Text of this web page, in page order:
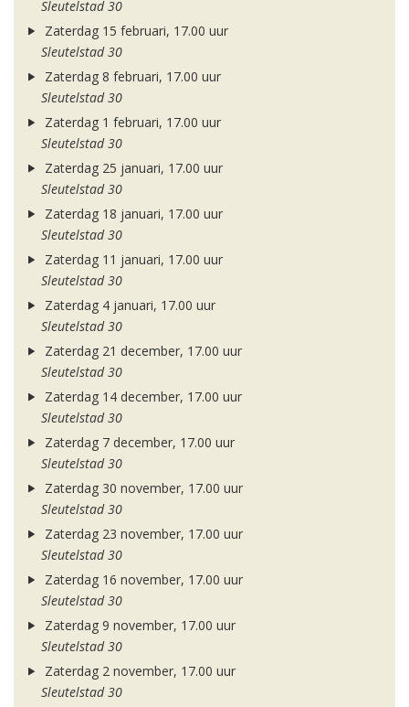
Sleutelstad 30
Zaterdag 15 februari, 17.00 uur
Sleutelstad 30
Zaterdag 8 februari, 17.00 uur
Sleutelstad 30
Zaterdag 1 februari, 17.00 uur
Sleutelstad 30
Zaterdag 25 januari, 17.00 uur
Sleutelstad 30
Zaterdag 18 januari, 17.00 uur
Sleutelstad 30
Zaterdag 11 januari, 17.00 uur
Sleutelstad 30
Zaterdag 4 januari, 17.00 uur
Sleutelstad 30
Zaterdag 21 december, 17.00 uur
Sleutelstad 30
Zaterdag 14 december, 17.00 uur
Sleutelstad 30
Zaterdag 7 december, 17.00 uur
Sleutelstad 30
Zaterdag 30 november, 17.00 uur
Sleutelstad 30
Zaterdag 23 november, 17.00 uur
Sleutelstad 30
Zaterdag 16 november, 17.00 uur
Sleutelstad 30
Zaterdag 9 november, 17.00 uur
Sleutelstad 30
Zaterdag 2 november, 17.00 uur
Sleutelstad 30